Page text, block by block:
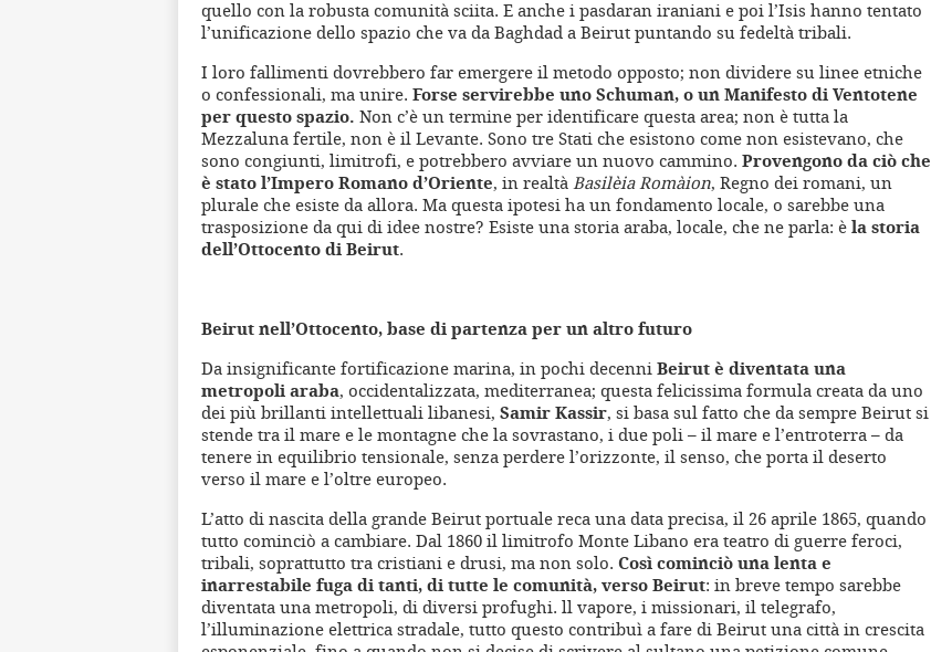
quello con la robusta comunità sciita. E anche i pasdaran iraniani e poi l’Isis hanno tentato
l’unificazione dello spazio che va da Baghdad a Beirut puntando su fedeltà tribali.
I loro fallimenti dovrebbero far emergere il metodo opposto; non dividere su linee etniche
o confessionali, ma unire. Forse servirebbe uno Schuman, o un Manifesto di Ventotene
per questo spazio. Non c’è un termine per identificare questa area; non è tutta la
Mezzaluna fertile, non è il Levante. Sono tre Stati che esistono come non esistevano, che
sono congiunti, limitrofi, e potrebbero avviare un nuovo cammino. Provengono da ciò che
è stato l’Impero Romano d’Oriente, in realtà Basilèia Romàion, Regno dei romani, un
plurale che esiste da allora. Ma questa ipotesi ha un fondamento locale, o sarebbe una
trasposizione da qui di idee nostre? Esiste una storia araba, locale, che ne parla: è la storia
dell’Ottocento di Beirut.
Beirut nell’Ottocento, base di partenza per un altro futuro
Da insignificante fortificazione marina, in pochi decenni Beirut è diventata una
metropoli araba, occidentalizzata, mediterranea; questa felicissima formula creata da uno
dei più brillanti intellettuali libanesi, Samir Kassir, si basa sul fatto che da sempre Beirut si
stende tra il mare e le montagne che la sovrastano, i due poli – il mare e l’entroterra – da
tenere in equilibrio tensionale, senza perdere l’orizzonte, il senso, che porta il deserto
verso il mare e l’oltre europeo.
L’atto di nascita della grande Beirut portuale reca una data precisa, il 26 aprile 1865, quando
tutto cominciò a cambiare. Dal 1860 il limitrofo Monte Libano era teatro di guerre feroci,
tribali, soprattutto tra cristiani e drusi, ma non solo. Così cominciò una lenta e
inarrestabile fuga di tanti, di tutte le comunità, verso Beirut: in breve tempo sarebbe
diventata una metropoli, di diversi profughi. ll vapore, i missionari, il telegrafo,
l’illuminazione elettrica stradale, tutto questo contribuì a fare di Beirut una città in crescita